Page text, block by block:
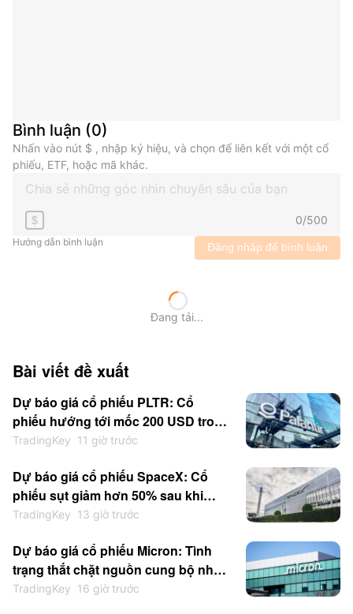
Bình luận (0)
Nhấn vào nút $ , nhập ký hiệu, và chọn để liên kết với một cổ
phiếu, ETF, hoặc mã khác.
$ 0/500
Hướng dẫn bình luận Đăng nhập để bình luận
Đang tải...
Bài viết đề xuất
Dự báo giá cổ phiếu PLTR: Cổ
phiếu hướng tới mốc 200 USD trong
ngắn hạn sau khi kết quả kinh
TradingKey 11 giờ trước
Dự báo giá cổ phiếu SpaceX: Cổ
phiếu sụt giảm hơn 50% sau khi
niêm yết; liệu giá có chạm mức thấp
TradingKey 13 giờ trước
Dự báo giá cổ phiếu Micron: Tình
trạng thắt chặt nguồn cung bộ nhớ
kéo dài đến hết năm 2027 khi giá cổ
TradingKey 16 giờ trước